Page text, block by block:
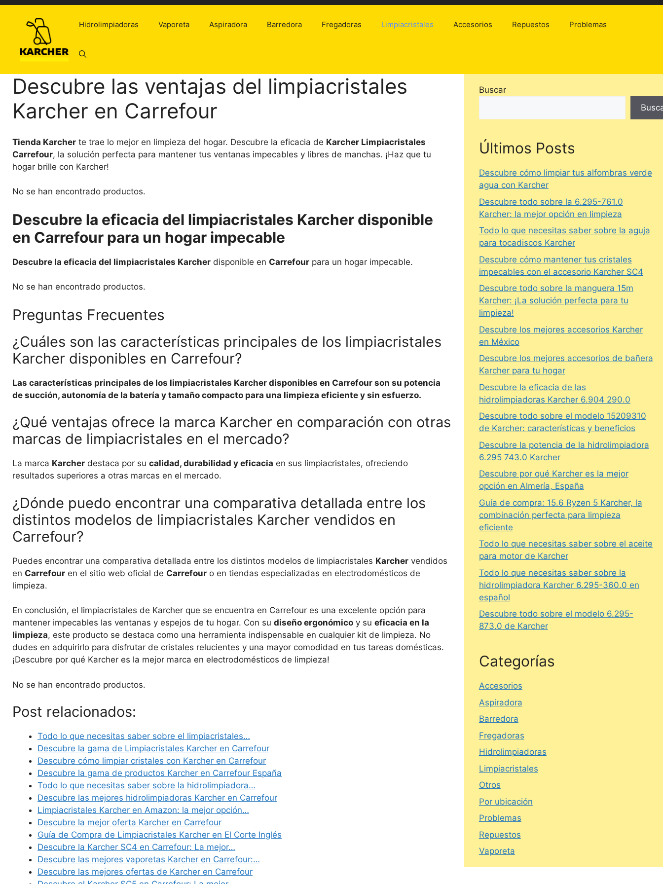
Saltar
contenido
Hidrolimpiadoras Vaporeta Aspiradora Barredora Fregadoras Limpiacristales Accesorios Repuestos Problemas
Descubre las ventajas del limpiacristales
Karcher en Carrefour
Tienda Karcher te trae lo mejor en limpieza del hogar. Descubre la eficacia de Karcher Limpiacristales
Carrefour, la solución perfecta para mantener tus ventanas impecables y libres de manchas. ¡Haz que tu
hogar brille con Karcher!
No se han encontrado productos.
Descubre la eficacia del limpiacristales Karcher disponible
en Carrefour para un hogar impecable
Descubre la eficacia del limpiacristales Karcher disponible en Carrefour para un hogar impecable.
No se han encontrado productos.
Preguntas Frecuentes
¿Cuáles son las características principales de los limpiacristales
Karcher disponibles en Carrefour?
Las características principales de los limpiacristales Karcher disponibles en Carrefour son su potencia
de succión, autonomía de la batería y tamaño compacto para una limpieza eficiente y sin esfuerzo.
¿Qué ventajas ofrece la marca Karcher en comparación con otras
marcas de limpiacristales en el mercado?
La marca Karcher destaca por su calidad, durabilidad y eficacia en sus limpiacristales, ofreciendo
resultados superiores a otras marcas en el mercado.
¿Dónde puedo encontrar una comparativa detallada entre los
distintos modelos de limpiacristales Karcher vendidos en
Carrefour?
Puedes encontrar una comparativa detallada entre los distintos modelos de limpiacristales Karcher vendidos
en Carrefour en el sitio web oficial de Carrefour o en tiendas especializadas en electrodomésticos de
limpieza.
En conclusión, el limpiacristales de Karcher que se encuentra en Carrefour es una excelente opción para
mantener impecables las ventanas y espejos de tu hogar. Con su diseño ergonómico y su eficacia en la
limpieza, este producto se destaca como una herramienta indispensable en cualquier kit de limpieza. No
dudes en adquirirlo para disfrutar de cristales relucientes y una mayor comodidad en tus tareas domésticas.
¡Descubre por qué Karcher es la mejor marca en electrodomésticos de limpieza!
No se han encontrado productos.
Post relacionados:
Todo lo que necesitas saber sobre el limpiacristales…
Descubre la gama de Limpiacristales Karcher en Carrefour
Descubre cómo limpiar cristales con Karcher en Carrefour
Descubre la gama de productos Karcher en Carrefour España
Todo lo que necesitas saber sobre la hidrolimpiadora…
Descubre las mejores hidrolimpiadoras Karcher en Carrefour
Limpiacristales Karcher en Amazon: la mejor opción…
Descubre la mejor oferta Karcher en Carrefour
Guía de Compra de Limpiacristales Karcher en El Corte Inglés
Descubre la Karcher SC4 en Carrefour: La mejor…
Descubre las mejores vaporetas Karcher en Carrefour:…
Descubre las mejores ofertas de Karcher en Carrefour
Buscar
Últimos Posts
Descubre cómo limpiar tus alfombras verde
agua con Karcher
Descubre todo sobre la 6.295-761.0
Karcher: la mejor opción en limpieza
Todo lo que necesitas saber sobre la aguja
para tocadiscos Karcher
Descubre cómo mantener tus cristales
impecables con el accesorio Karcher SC4
Descubre todo sobre la manguera 15m
Karcher: ¡La solución perfecta para tu
limpieza!
Descubre los mejores accesorios Karcher
en México
Descubre los mejores accesorios de bañera
Karcher para tu hogar
Descubre la eficacia de las
hidrolimpiadoras Karcher 6.904 290.0
Descubre todo sobre el modelo 15209310
de Karcher: características y beneficios
Descubre la potencia de la hidrolimpiadora
6.295 743.0 Karcher
Descubre por qué Karcher es la mejor
opción en Almería, España
Guía de compra: 15.6 Ryzen 5 Karcher, la
combinación perfecta para limpieza
eficiente
Todo lo que necesitas saber sobre el aceite
para motor de Karcher
Todo lo que necesitas saber sobre la
hidrolimpiadora Karcher 6.295-360.0 en
español
Descubre todo sobre el modelo 6.295-
873.0 de Karcher
Categorías
Accesorios
Aspiradora
Barredora
Fregadoras
Hidrolimpiadoras
Limpiacristales
Otros
Por ubicación
Problemas
Repuestos
Vaporeta